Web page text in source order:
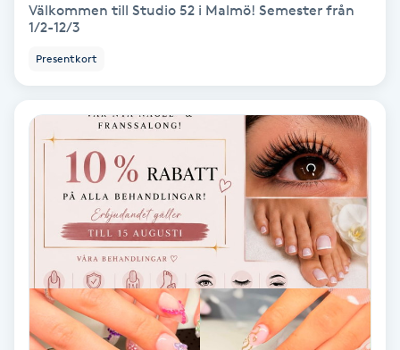
Senioryoga
Singelfransar
Sjukgymnastik
Skalpmassage
Skinbooster
Sklerosering
Välkommen till Studio 52 i Malmö! Semester från
1/2-12/3
Presentkort